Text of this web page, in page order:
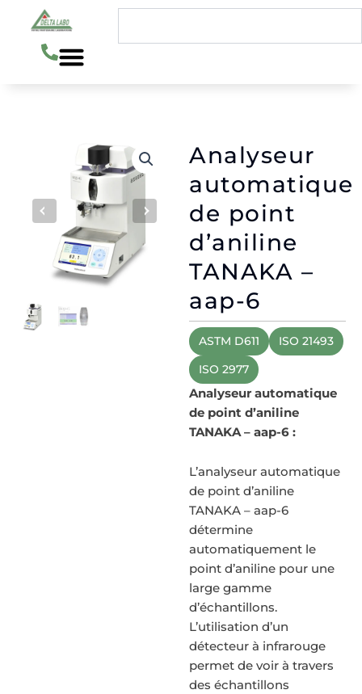
contenu
Analyseur
automatique
de point
d’aniline
TANAKA –
aap-6
ASTM D611
ISO 21493
ISO 2977
Analyseur automatique
de point d’aniline
TANAKA – aap-6 :
L’analyseur automatique
de point d’aniline
TANAKA – aap-6
détermine
automatiquement le
point d’aniline pour une
large gamme
d’échantillons.
L’utilisation d’un
détecteur à infrarouge
permet de voir à travers
des échantillons